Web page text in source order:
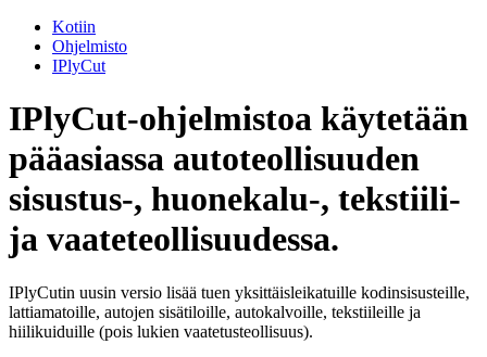
Kotiin
Ohjelmisto
IPlyCut
IPlyCut-ohjelmistoa käytetään
pääasiassa autoteollisuuden
sisustus-, huonekalu-, tekstiili-
ja vaateteollisuudessa.
IPlyCutin uusin versio lisää tuen yksittäisleikatuille kodinsisusteille,
lattiamatoille, autojen sisätiloille, autokalvoille, tekstiileille ja
hiilikuiduille (pois lukien vaatetusteollisuus).